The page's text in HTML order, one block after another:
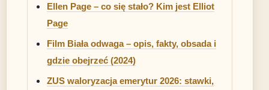
Ellen Page – co się stało? Kim jest Elliot
Page
Film Biała odwaga – opis, fakty, obsada i
gdzie obejrzeć (2024)
ZUS waloryzacja emerytur 2026: stawki,